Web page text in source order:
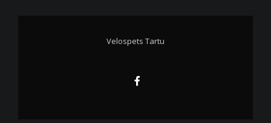
Velospets Tartu